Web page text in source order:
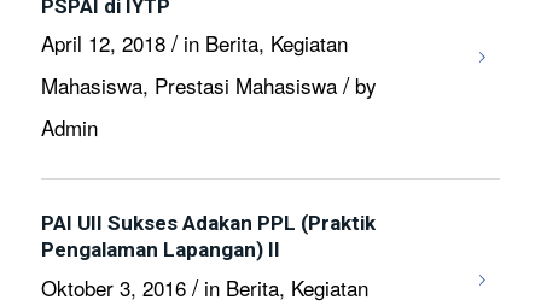
PSPAI di IYTP
April 12, 2018 / in Berita, Kegiatan
Mahasiswa, Prestasi Mahasiswa / by
Admin
PAI UII Sukses Adakan PPL (Praktik
Pengalaman Lapangan) II
Oktober 3, 2016 / in Berita, Kegiatan